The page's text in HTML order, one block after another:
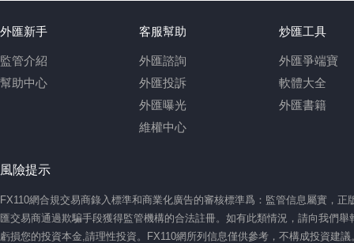
外匯新手
監管介紹
幫助中心
客服幫助
外匯諮詢
外匯投訴
外匯曝光
維權中心
炒匯工具
外匯爭端寶
軟體大全
外匯書籍
風險提示
FX110網合規交易商錄入標準和商業化廣告的審核標準爲：監管信息屬實，
匯交易商通過欺騙手段獲得監管機構的合法註冊。如有此類情況，請向我們
虧損您的投資本金,請理性投資。FX110網所列信息僅供參考，不構成投資建